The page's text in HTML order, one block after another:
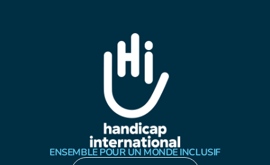
ENSEMBLE POUR UN MONDE INCLUSIF